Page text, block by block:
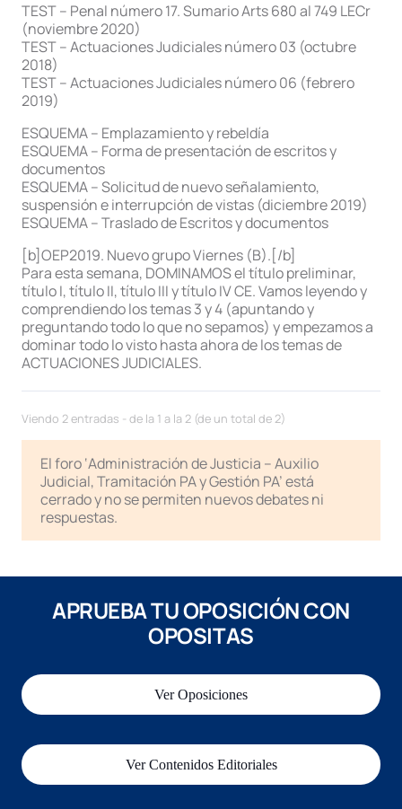
TEST – Penal número 17. Sumario Arts 680 al 749 LECr
(noviembre 2020)
TEST – Actuaciones Judiciales número 03 (octubre
2018)
TEST – Actuaciones Judiciales número 06 (febrero
2019)
ESQUEMA – Emplazamiento y rebeldía
ESQUEMA – Forma de presentación de escritos y
documentos
ESQUEMA – Solicitud de nuevo señalamiento,
suspensión e interrupción de vistas (diciembre 2019)
ESQUEMA – Traslado de Escritos y documentos
[b]OEP2019. Nuevo grupo Viernes (B).[/b]
Para esta semana, DOMINAMOS el título preliminar,
título I, título II, título III y título IV CE. Vamos leyendo y
comprendiendo los temas 3 y 4 (apuntando y
preguntando todo lo que no sepamos) y empezamos a
dominar todo lo visto hasta ahora de los temas de
ACTUACIONES JUDICIALES.
Viendo 2 entradas - de la 1 a la 2 (de un total de 2)
El foro ‘Administración de Justicia – Auxilio
Judicial, Tramitación PA y Gestión PA’ está
cerrado y no se permiten nuevos debates ni
respuestas.
APRUEBA TU OPOSICIÓN CON
OPOSITAS
Ver Oposiciones
Ver Contenidos Editoriales